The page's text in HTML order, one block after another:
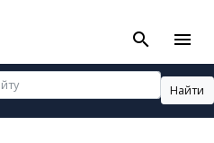
search menu
Найти